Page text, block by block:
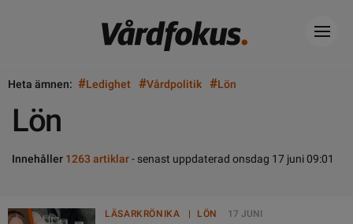
Heta ämnen: #Ledighet #Vårdpolitik #Lön
Lön
Innehåller 1263 artiklar- senast uppdaterad onsdag 17 juni 09:01
LÄSARKRÖNIKA | LÖN 17 JUNI